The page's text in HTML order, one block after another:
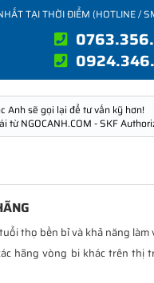
TẠI THỜI ĐIỂM (HOTLINE /
Anh sẽ gọi lại để tư vấn kỹ hơn!
NGOCANH.COM - SKF
thọ bền bỉ và khả năng làm
hãng vòng bi khác trên thị